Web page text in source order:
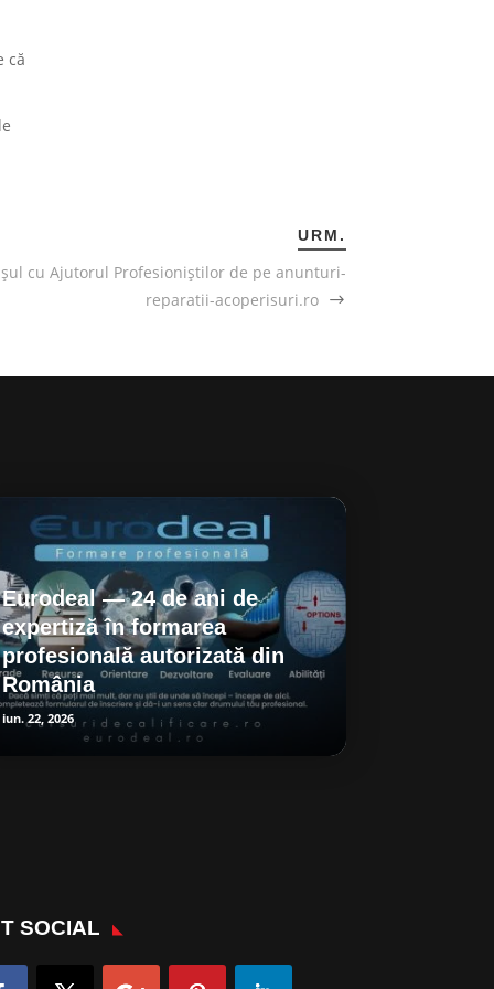
că
URM.
cu Ajutorul Profesioniștilor de pe anunturi-
reparatii-acoperisuri.ro
Eurodeal — 24 de ani de
expertiză în formarea
profesională autorizată din
România
iun. 22, 2026
SOCIAL